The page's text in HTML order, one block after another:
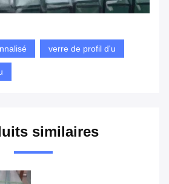
verre de profil d'u
similaires